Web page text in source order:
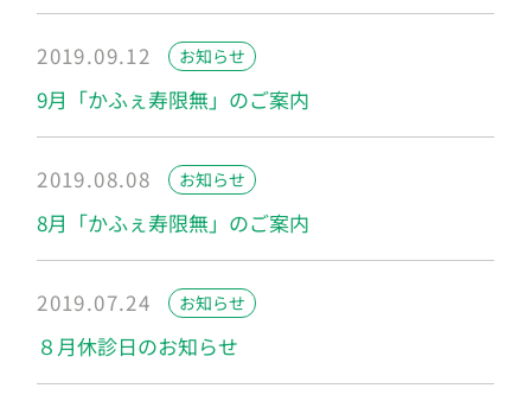
2019.09.12 お知らせ
9月「かふぇ寿限無」のご案内
2019.08.08 お知らせ
8月「かふぇ寿限無」のご案内
2019.07.24 お知らせ
８月休診日のお知らせ